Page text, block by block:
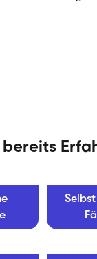
bereits